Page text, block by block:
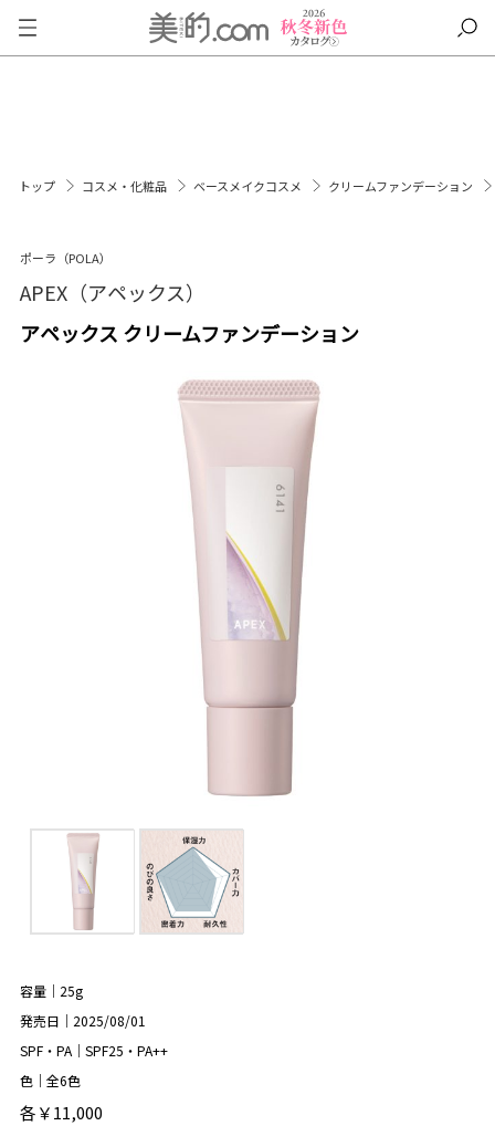
トップ コスメ・化粧品 ベースメイクコスメ クリームファンデーション
ポーラ（POLA）
APEX（アペックス）
アペックス クリームファンデーション
容量｜25g
発売日｜2025/08/01
SPF・PA｜SPF25・PA++
色｜全6色
各￥11,000